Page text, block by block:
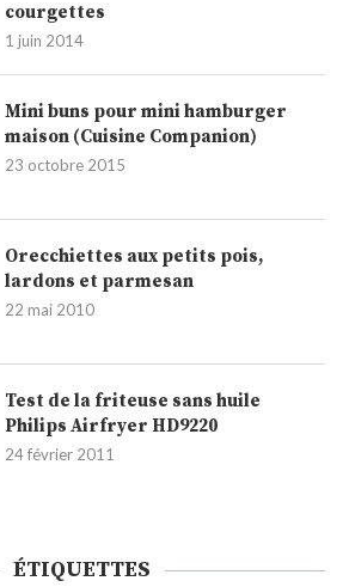
courgettes
1 juin 2014
Mini buns pour mini hamburger
maison (Cuisine Companion)
23 octobre 2015
Orecchiettes aux petits pois,
lardons et parmesan
22 mai 2010
Test de la friteuse sans huile
Philips Airfryer HD9220
24 février 2011
ÉTIQUETTES